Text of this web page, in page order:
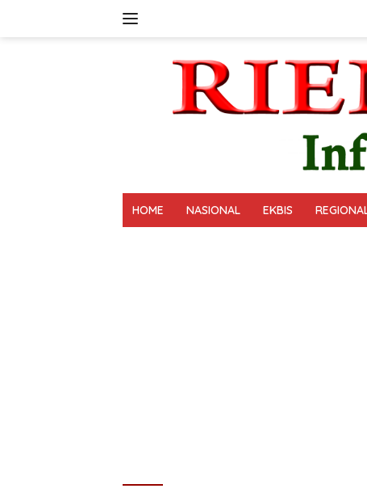
HOME NASIONAL EKBIS